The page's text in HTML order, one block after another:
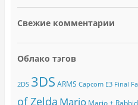
Свежие комментарии
Облако тэгов
2DS 3DS ARMS Capcom E3 Final
of Zelda Mario